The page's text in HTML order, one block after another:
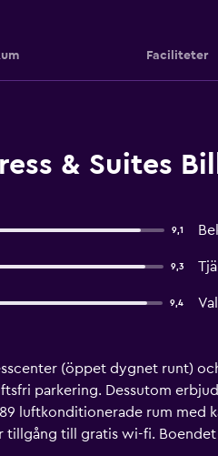
Faciliteter
& Suites
9,1
9,3
9,4
(öppet dygnet runt)
parkering. Dessutom
luftkonditionerade rum
tillgång till gratis wi-fi.